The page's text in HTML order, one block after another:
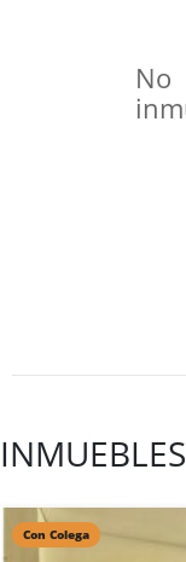
INMUEBLES
Con Colega